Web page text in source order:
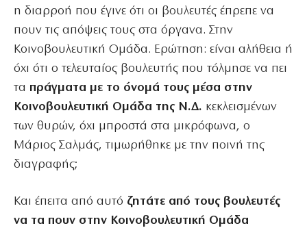
η διαρροή που έγινε ότι οι βουλευτές έπρεπε να
πουν τις απόψεις τους στα όργανα. Στην
Κοινοβουλευτική Ομάδα. Ερώτηση: είναι αλήθεια ή
όχι ότι ο τελευταίος βουλευτής που τόλμησε να πει
τα πράγματα με το όνομά τους μέσα στην
Κοινοβουλευτική Ομάδα της Ν.Δ. κεκλεισμένων
των θυρών, όχι μπροστά στα μικρόφωνα, ο
Μάριος Σαλμάς, τιμωρήθηκε με την ποινή της
διαγραφής;
Και έπειτα από αυτό ζητάτε από τους βουλευτές
να τα πουν στην Κοινοβουλευτική Ομάδα